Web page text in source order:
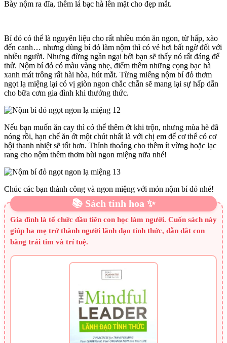
Bày nộm ra đĩa, thêm lá bạc hà lên mặt cho đẹp mắt.
Bí đỏ có thể là nguyên liệu cho rất nhiều món ăn ngon, từ hấp, xào
đến canh… nhưng dùng bí đỏ làm nộm thì có vẻ hơi bất ngờ đối với
nhiều người. Nhưng đừng ngần ngại bởi bạn sẽ thấy nó rất đáng để
thử. Nộm bí đỏ có màu vàng nhẹ, điểm thêm những cọng bạc hà
xanh mát trông rất hài hòa, hút mắt. Từng miếng nộm bí đỏ thơm
ngọt lạ miệng lại có vị giòn ngon chắc chắn sẽ mang lại sự hấp dẫn
cho bữa cơm gia đình khi thưởng thức.
Nếu bạn muốn ăn cay thì có thể thêm ớt khi trộn, nhưng mùa hè đã
nóng rồi, hạn chế ăn ớt một chút nhất là với chị em để cơ thể có cơ
hội thanh nhiệt sẽ tốt hơn. Thỉnh thoảng cho thêm ít vừng hoặc lạc
rang cho nộm thêm thơm bùi ngon miệng nữa nhé!
Chúc các bạn thành công và ngon miệng với món nộm bí đỏ nhé!
📚 Sách tinh hoa ✨
Gia đình là tổ chức đầu tiên con học làm người. Cuốn sách này
giúp ba mẹ trở thành người lãnh đạo tỉnh thức, dẫn dắt con
bằng trái tim và trí tuệ.